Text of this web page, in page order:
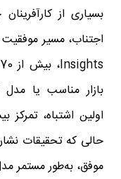
بسیاری از
بازار مناسب یا
اولین اشتباه،
موفق، به‌طور مستمر